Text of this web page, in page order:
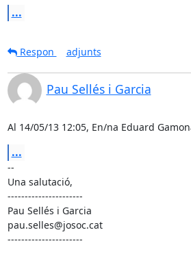
...
Respon
adjunts
Pau Sellés i Garcia
Al 14/05/13 12:05, En/na Eduard
...
--
Una salutació,
----------------------
Pau Sellés i Garcia
pau.selles@josoc.cat
----------------------